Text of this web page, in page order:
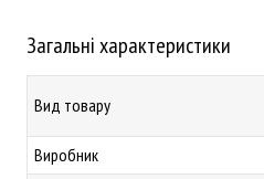
Загальні характеристики
Вид товару
Виробник